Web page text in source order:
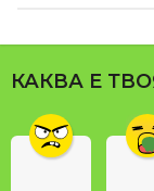
и
и
P
a
g
n
КАКВА Е